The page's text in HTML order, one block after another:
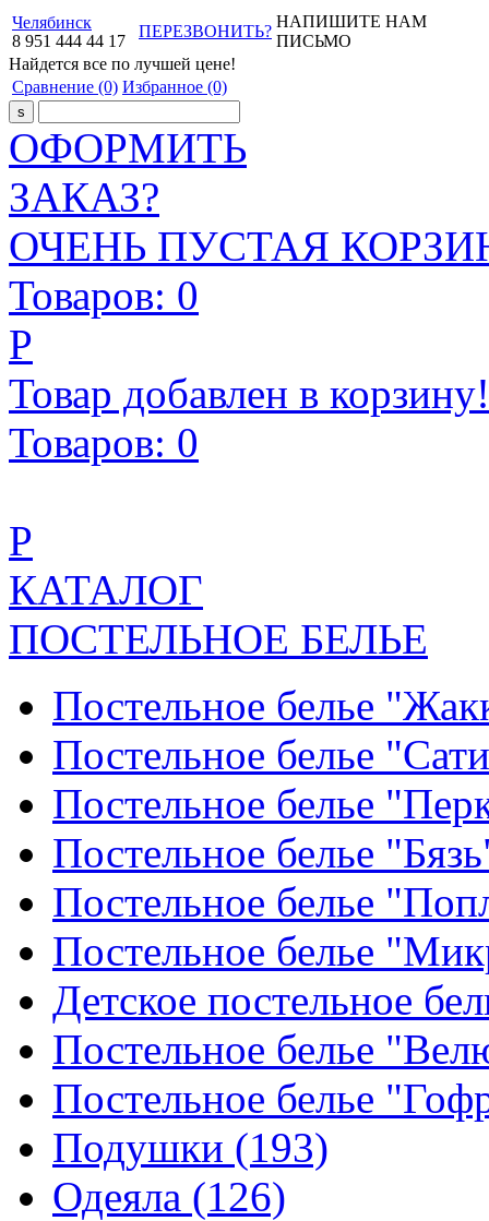
Челябинск
8 951 444 44 17
ПЕРЕЗВОНИТЬ?
НАПИШИТЕ НАМ
ПИСЬМО
Найдется все по лучшей цене!
Сравнение (0) Избранное (0)
ОФОРМИТЬ
ЗАКАЗ?
ОЧЕНЬ ПУСТАЯ
Товаров: 0
Р
Товар добавлен в корзину!
Товаров: 0
Р
КАТАЛОГ
ПОСТЕЛЬНОЕ БЕЛЬЕ
Постельное белье
Постельное белье
Постельное белье
Постельное белье
Постельное белье
Постельное белье
Детское постельное
Постельное белье
Постельное белье
Подушки (193)
Одеяла (126)